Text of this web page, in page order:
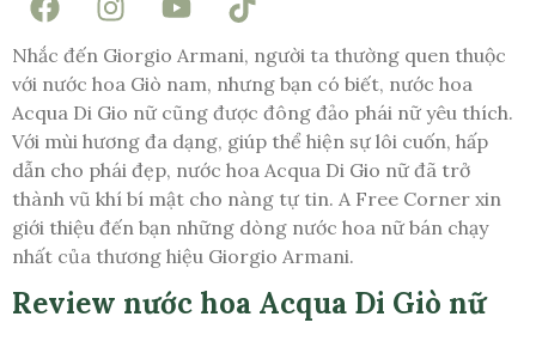
Nhắc đến Giorgio Armani, người ta thường quen thuộc
với nước hoa Giò nam, nhưng bạn có biết, nước hoa
Acqua Di Gio nữ cũng được đông đảo phái nữ yêu thích.
Với mùi hương đa dạng, giúp thể hiện sự lôi cuốn, hấp
dẫn cho phái đẹp, nước hoa Acqua Di Gio nữ đã trở
thành vũ khí bí mật cho nàng tự tin. A Free Corner xin
giới thiệu đến bạn những dòng nước hoa nữ bán chạy
nhất của thương hiệu Giorgio Armani.
Review nước hoa Acqua Di Giò nữ